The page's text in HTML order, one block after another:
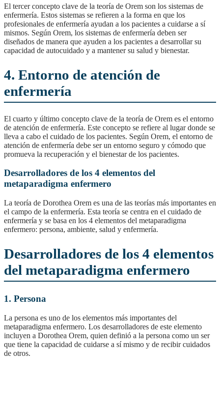
El tercer concepto clave de la teoría de Orem son los sistemas de
enfermería. Estos sistemas se refieren a la forma en que los
profesionales de enfermería ayudan a los pacientes a cuidarse a sí
mismos. Según Orem, los sistemas de enfermería deben ser
diseñados de manera que ayuden a los pacientes a desarrollar su
capacidad de autocuidado y a mantener su salud y bienestar.
4. Entorno de atención de
enfermería
El cuarto y último concepto clave de la teoría de Orem es el entorno
de atención de enfermería. Este concepto se refiere al lugar donde se
lleva a cabo el cuidado de los pacientes. Según Orem, el entorno de
atención de enfermería debe ser un entorno seguro y cómodo que
promueva la recuperación y el bienestar de los pacientes.
Desarrolladores de los 4 elementos del
metaparadigma enfermero
La teoría de Dorothea Orem es una de las teorías más importantes en
el campo de la enfermería. Esta teoría se centra en el cuidado de
enfermería y se basa en los 4 elementos del metaparadigma
enfermero: persona, ambiente, salud y enfermería.
Desarrolladores de los 4 elementos
del metaparadigma enfermero
1. Persona
La persona es uno de los elementos más importantes del
metaparadigma enfermero. Los desarrolladores de este elemento
incluyen a Dorothea Orem, quien definió a la persona como un ser
que tiene la capacidad de cuidarse a sí mismo y de recibir cuidados
de otros.